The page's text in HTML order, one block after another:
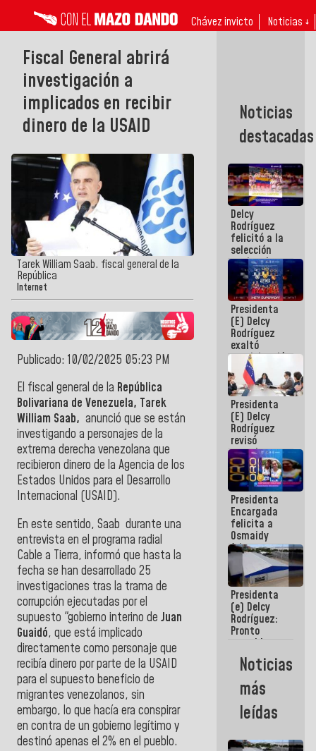
Chávez invicto Noticias ↓
Fiscal General abrirá
investigación a
implicados en recibir
dinero de la USAID
Tarek William Saab. fiscal general de la
República
Internet
Publicado: 10/02/2025 05:23 PM
El fiscal general de la República
Bolivariana de Venezuela, Tarek
William Saab, anunció que se están
investigando a personajes de la
extrema derecha venezolana que
recibieron dinero de la Agencia de los
Estados Unidos para el Desarrollo
Internacional (USAID).
En este sentido, Saab durante una
entrevista en el programa radial
Cable a Tierra, informó que hasta la
fecha se han desarrollado 25
investigaciones tras la trama de
corrupción ejecutadas por el
supuesto "gobierno interino de Juan
Guaidó, que está implicado
directamente como personaje que
recibía dinero por parte de la USAID
para el supuesto beneficio de
migrantes venezolanos, sin
embargo, lo que hacía era conspirar
en contra de un gobierno legítimo y
destinó apenas el 2% en el pueblo.
Noticias
destacadas
Delcy
Rodríguez
felicitó a la
selección
nacional
masculina
de voleibol
campeona
de la Copa
Panamericana
Sub-17
Presidenta
(E) Delcy
Rodríguez
exaltó
participación
de
Venezuela
en Juegos
Centroamericanos
y del Caribe
2026
Presidenta
(E) Delcy
Rodríguez
revisó
agenda
económica y
ejecución de
fondos de
emergencia
post-sismos
Presidenta
Encargada
felicita a
Osmaidy
Arias y
Giraly
Marcano por
hacer
historia en
los
Centroamericanos
Presidenta
(e) Delcy
Rodríguez:
Pronto
restableceremos
las
operaciones
Aeropuerto
Internacional
de
Noticias
más
leídas